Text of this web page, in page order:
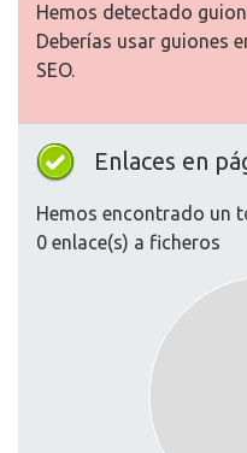
Hemos detectado
Deberías usar guiones
SEO.
Enlaces en
Hemos encontrado un
0 enlace(s) a ficheros